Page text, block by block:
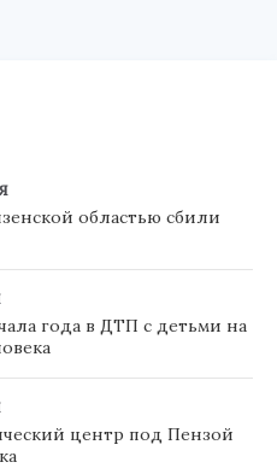
областью сбили
года в ДТП с детьми на
центр под Пензой